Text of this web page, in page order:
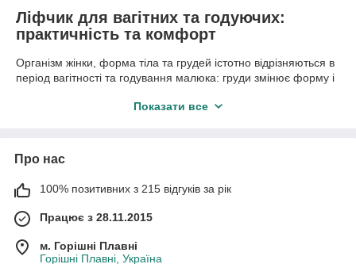
Ліфчик для вагітних та годуючих:
практичність та комфорт
Організм жінки, форма тіла та грудей істотно відрізняються в
період вагітності та годування малюка: груди змінює форму і
подразників. Важливо відразу підготуватися до майбутніх
бюстгальтер для годування спеціального крою.
спеціальних моделей сучасного дизайну, які зроблять ваш
Чому варто вибрати ліфчик для
годування?
Показати все
Про нас
100% позитивних з 215 відгуків за рік
Працює з 28.11.2015
м. Горішні Плавні
Горішні Плавні, Україна